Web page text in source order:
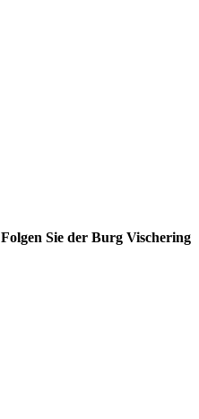
Folgen Sie der Burg Vischering